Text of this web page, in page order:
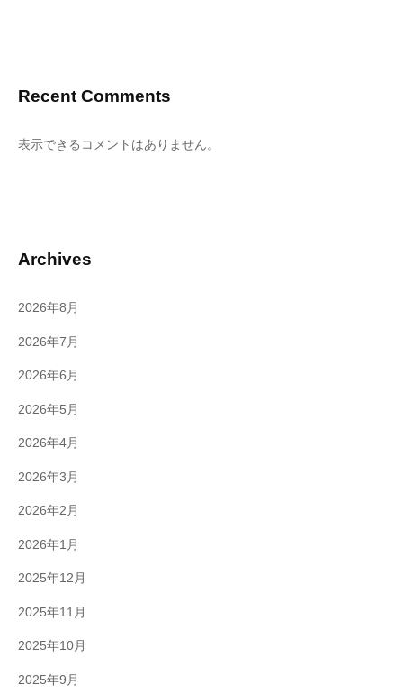
Recent Comments
表示できるコメントはありません。
Archives
2026年8月
2026年7月
2026年6月
2026年5月
2026年4月
2026年3月
2026年2月
2026年1月
2025年12月
2025年11月
2025年10月
2025年9月